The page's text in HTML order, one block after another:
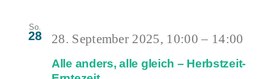
So.
28
Alle anders, alle gleich – Herbstzeit-
28. September 2025, 10:00 – 14:00